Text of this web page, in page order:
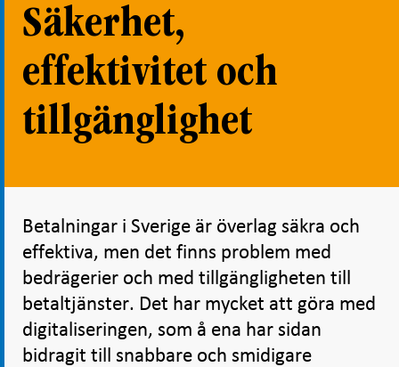
Säkerhet,
effektivitet och
tillgänglighet
Betalningar i Sverige är överlag säkra och
effektiva, men det finns problem med
bedrägerier och med tillgängligheten till
betaltjänster. Det har mycket att göra med
digitaliseringen, som å ena har sidan
bidragit till snabbare och smidigare